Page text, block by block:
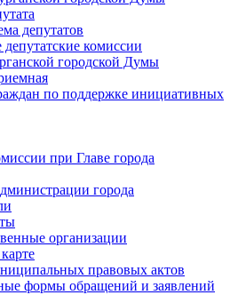
депутатов
комиссии
городской Думы
по поддержке инициативных
при Главе города
города
организации
правовых актов
формы обращений и заявлений